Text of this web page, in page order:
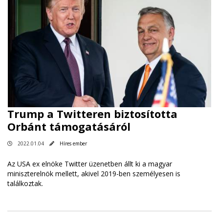
Trump a Twitteren biztosította
Orbánt támogatásáról
2022.01.04 Híres ember
Az USA ex elnöke Twitter üzenetben állt ki a magyar
miniszterelnök mellett, akivel 2019-ben személyesen is
találkoztak.